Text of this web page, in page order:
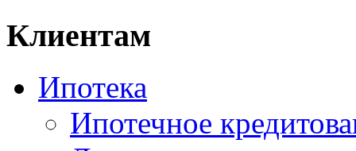
Клиентам
Ипотека
Ипотечное